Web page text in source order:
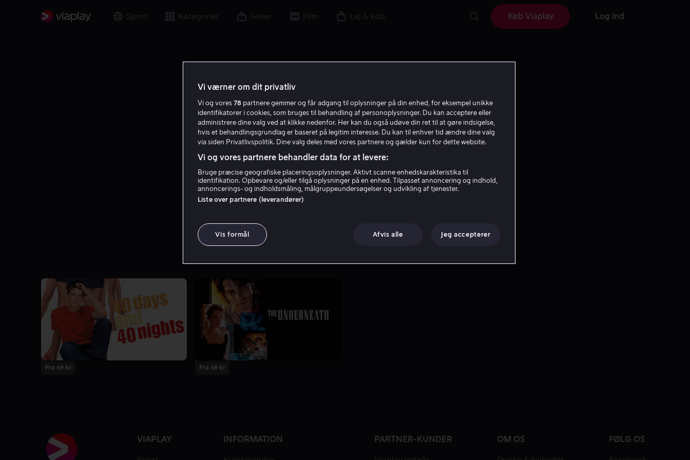
Sport Kategorier Serier Film Lej & køb Køb Viaplay Log ind
Adam Trese
Fra 49 kr Fra 49 kr
VIAPLAY INFORMATION PARTNER-KUNDER OM OS FØLG OS
Vi værner om dit privatliv
Vi og vores 78 partnere gemmer og får adgang til oplysninger på din enhed, for eksempel unikke
identifikatorer i cookies, som bruges til behandling af personoplysninger. Du kan acceptere eller
administrere dine valg ved at klikke nedenfor. Her kan du også udøve din ret til at gøre indsigelse,
hvis et behandlingsgrundlag er baseret på legitim interesse. Du kan til enhver tid ændre dine valg
via siden Privatlivspolitik. Dine valg deles med vores partnere og gælder kun for dette website.
Vi og vores partnere behandler data for at levere:
Bruge præcise geografiske placeringsoplysninger. Aktivt scanne enhedskarakteristika til
identifikation. Opbevare og/eller tilgå oplysninger på en enhed. Tilpasset annoncering og indhold,
annoncerings- og indholdsmåling, målgruppeundersøgelser og udvikling af tjenester.
Liste over partnere (leverandører)
Vis formål Afvis alle Jeg accepterer